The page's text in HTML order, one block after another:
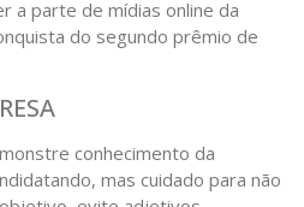
a parte de mídias online da
do segundo prêmio de
conhecimento da
mas cuidado para não